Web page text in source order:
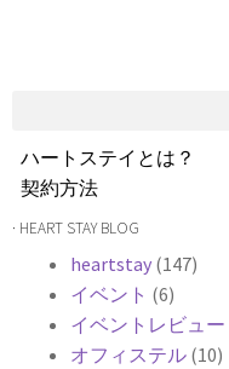
ハートステイとは？
契約方法
韓国不動産情報
よくある質問
Heartee
· HEART STAY BLOG
heartstay (147)
イベント (6)
イベントレビュー
オフィステル (10)